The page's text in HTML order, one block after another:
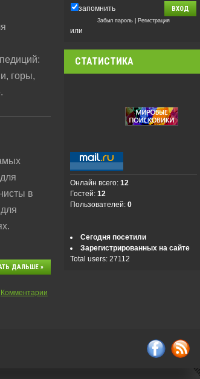
горы,
в
ДАЛЬШЕ »
Комментарии
запомнить
Забыл пароль Регистрация
или
СТАТИСТИКА
Онлайн всего: 12
Гостей: 12
Пользователей: 0
Сегодня посетили
Зарегистрированных на сайте
Total users: 27112